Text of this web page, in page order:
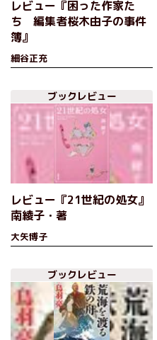
レビュー『困った作家た
ち 編集者桜木由子の事件
簿』
細谷正充
ブックレビュー
レビュー『21世紀の処女』
南綾子・著
大矢博子
ブックレビュー